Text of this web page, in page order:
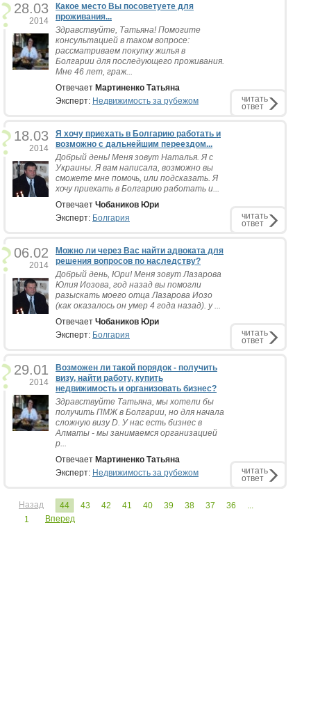
28.03
2014
Какое место Вы посоветуете для
проживания...
Здравствуйте, Татьяна! Помогите
консультацией в таком вопросе:
рассматриваем покупку жилья в
Болгарии для последующего проживания.
Мне 46 лет, граж...
Отвечает Мартиненко Татьяна
Эксперт: Недвижимость за рубежом читать
ответ
18.03
2014
Я хочу приехать в Болгарию работать и
возможно с дальнейшим переездом...
Добрый день! Меня зовут Наталья. Я с
Украины. Я вам написала, возможно вы
сможете мне помочь, или подсказать. Я
хочу приехать в Болгарию работать и...
Отвечает Чобаников Юри
Эксперт: Болгария читать
ответ
06.02
2014
Можно ли через Вас найти адвоката для
решения вопросов по наследству?
Добрый день, Юри! Меня зовут Лазарова
Юлия Иозова, год назад вы помогли
разыскать моего отца Лазарова Иозо
(как оказалось он умер 4 года назад). у ...
Отвечает Чобаников Юри
Эксперт: Болгария читать
ответ
29.01
2014
Возможен ли такой порядок - получить
визу, найти работу, купить
недвижимость и организовать бизнес?
Здравствуйте Татьяна, мы хотели бы
получить ПМЖ в Болгарии, но для начала
сложную визу D. У нас есть бизнес в
Алматы - мы занимаемся организацией
р...
Отвечает Мартиненко Татьяна
Эксперт: Недвижимость за рубежом читать
ответ
Назад 44 43 42 41 40 39 38 37 36
...
1
Вперед